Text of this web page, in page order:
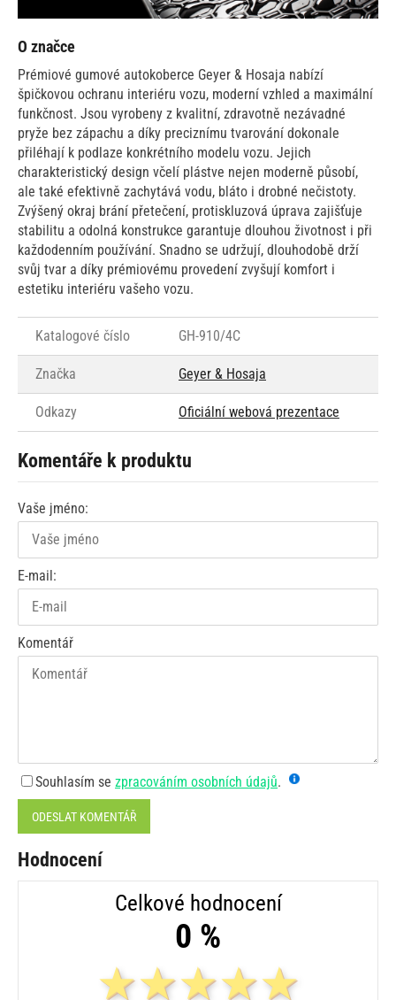
O značce
Prémiové gumové autokoberce Geyer & Hosaja nabízí
špičkovou ochranu interiéru vozu, moderní vzhled a maximální
funkčnost. Jsou vyrobeny z kvalitní, zdravotně nezávadné
pryže bez zápachu a díky preciznímu tvarování dokonale
přiléhají k podlaze konkrétního modelu vozu. Jejich
charakteristický design včelí plástve nejen moderně působí,
ale také efektivně zachytává vodu, bláto i drobné nečistoty.
Zvýšený okraj brání přetečení, protiskluzová úprava zajišťuje
stabilitu a odolná konstrukce garantuje dlouhou životnost i při
každodenním používání. Snadno se udržují, dlouhodobě drží
svůj tvar a díky prémiovému provedení zvyšují komfort i
estetiku interiéru vašeho vozu.
Katalogové číslo GH-910/4C
Značka Geyer & Hosaja
Odkazy Oficiální webová prezentace
Komentáře k produktu
Vaše jméno:
E-mail:
Komentář
Souhlasím se zpracováním osobních údajů.
ODESLAT KOMENTÁŘ
Hodnocení
Celkové hodnocení
0 %